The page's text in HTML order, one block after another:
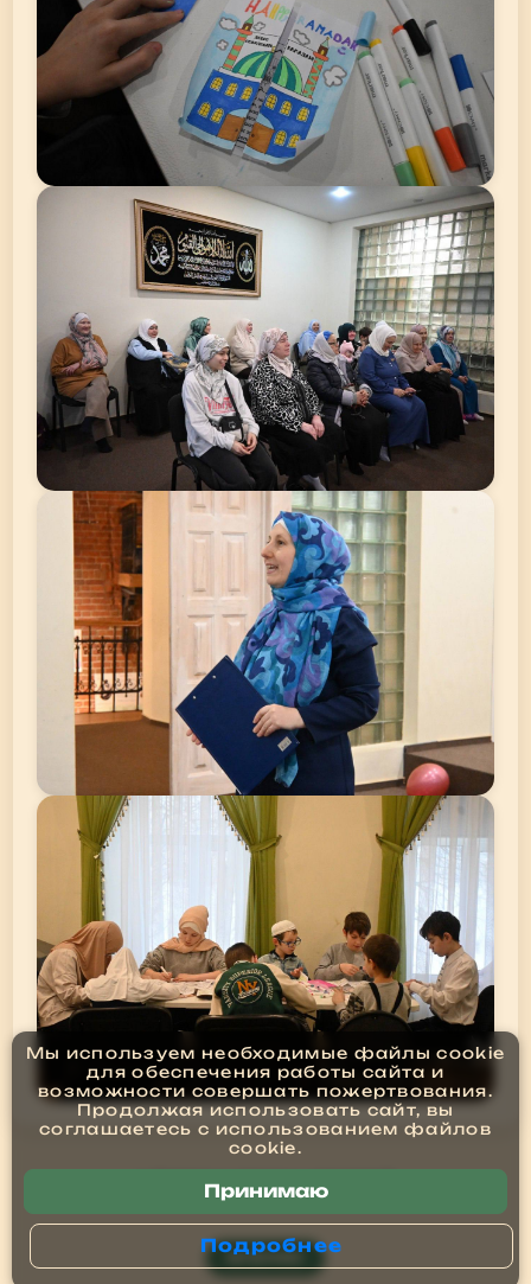
МЕНЮ
Мы используем необходимые файлы cookie
для обеспечения работы сайта и
возможности совершать пожертвования.
Продолжая использовать сайт, вы
соглашаетесь с использованием файлов
cookie.
Принимаю
Подробнее